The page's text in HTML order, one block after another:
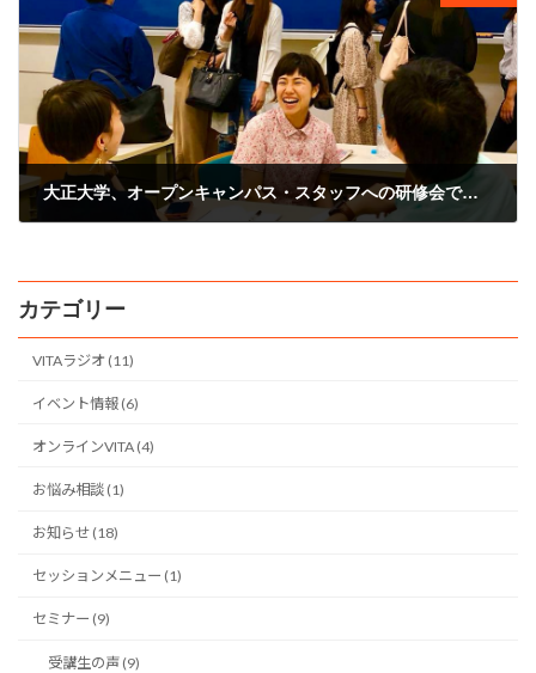
大正大学、オープンキャンパス・スタッフへの研修会でした！
カテゴリー
VITAラジオ (11)
イベント情報 (6)
オンラインVITA (4)
お悩み相談 (1)
お知らせ (18)
セッションメニュー (1)
セミナー (9)
受講生の声 (9)